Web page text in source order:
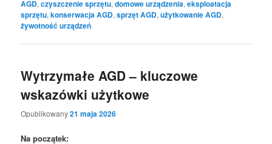
AGD,czyszczenie sprzętu,domowe urządzenia,eksploatacja
sprzętu,konserwacja AGD,sprzęt AGD,użytkowanie AGD,
żywotność urządzeń
Wytrzymałe AGD – kluczowe
wskazówki użytkowe
Opublikowany21 maja 2026
Na początek: